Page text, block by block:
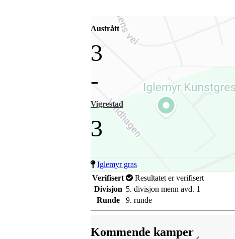
Austrått
3
-
Vigrestad
3
Iglemyr gras
Verifisert
Resultatet er verifisert
Divisjon 5. divisjon menn avd. 1
Runde
9. runde
Kommende kamper